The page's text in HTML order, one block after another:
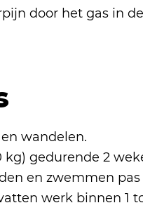
door het gas in
wandelen.
kg) gedurende 2
en zwemmen
werk binnen 1